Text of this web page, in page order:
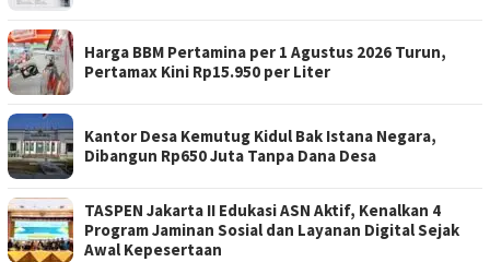
Harga BBM Pertamina per 1 Agustus 2026 Turun,
Pertamax Kini Rp15.950 per Liter
Kantor Desa Kemutug Kidul Bak Istana Negara,
Dibangun Rp650 Juta Tanpa Dana Desa
TASPEN Jakarta II Edukasi ASN Aktif, Kenalkan 4
Program Jaminan Sosial dan Layanan Digital Sejak
Awal Kepesertaan